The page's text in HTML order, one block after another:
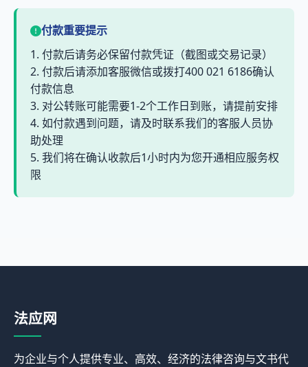
付款重要提示
1. 付款后请务必保留付款凭证（截图或交易记录）
2. 付款后请添加客服微信或拨打400 021 6186确认
付款信息
3. 对公转账可能需要1-2个工作日到账，请提前安排
4. 如付款遇到问题，请及时联系我们的客服人员协
助处理
5. 我们将在确认收款后1小时内为您开通相应服务权
限
法应网
为企业与个人提供专业、高效、经济的法律咨询与文书代